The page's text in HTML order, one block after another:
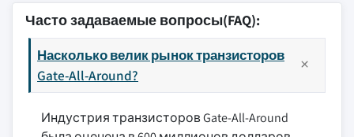
Часто задаваемые вопросы(FAQ):
Насколько велик рынок транзисторов
Gate-All-Around?
Индустрия транзисторов Gate-All-Around